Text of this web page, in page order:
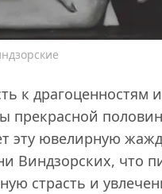
к
прекрасной
эту ювелирную
Виндзорских, что
страсть и